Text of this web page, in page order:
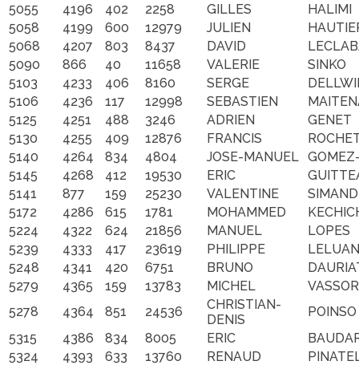
5055
4196 402 2258 GILLES
HALIMI
5058
4199 600 12979 JULIEN
5068
4207 803 8437 DAVID
5090
866 40 11658 VALERIE
SINKO
5103
4233 406 8160 SERGE
5106
4236 117 12998 SEBASTIEN
5125
4251 488 3246 ADRIEN
GENET
5130
4255 409 12876 FRANCIS
5140
4264 834 4804 JOSE-MANUEL
5145
4268 412 19530 ERIC
5141
877 159 25230 VALENTINE
SIMAND
5172
4286 615 1781 MOHAMMED
5224
4322 624 21856 MANUEL
LOPES
5239
4333 417 23619 PHILIPPE
LELUAN
5248
4341 420 6751 BRUNO
5279
4365 159 13783 MICHEL
5278
4364 851 24536
CHRISTIAN-
DENIS
POINSO
5315
4386 834 8005 ERIC
5324
4393 633 13760 RENAUD